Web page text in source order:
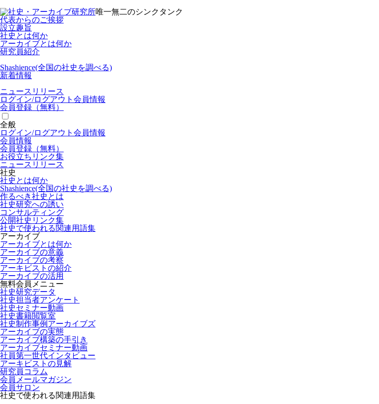
唯一無二のシンクタンク
代表からのご挨拶
設立趣旨
社史とは何か
アーカイブとは何か
研究員紹介
Shashience(全国の社史を調べる)
新着情報
ニュースリリース
ログイン/ログアウト 会員情報
会員登録（無料）
全般
ログイン/ログアウト 会員情報
会員情報
会員登録（無料）
お役立ちリンク集
ニュースリリース
社史
社史とは何か
Shashience(全国の社史を調べる)
作るべき社史とは
社史研究への誘い
コンサルティング
公開社史リンク集
社史で使われる関連用語集
アーカイブ
アーカイブとは何か
アーカイブの意義
アーカイブの考察
アーキビストの紹介
アーカイブの活用
無料会員メニュー
社史研究データ
社史担当者アンケート
社史セミナー動画
社史書籍閲覧室
社史制作事例アーカイブズ
アーカイブの実態
アーカイブ構築の手引き
アーカイブセミナー動画
社員第一世代インタビュー
アーキビストの見解
研究員コラム
会員メールマガジン
会員サロン
社史で使われる関連用語集